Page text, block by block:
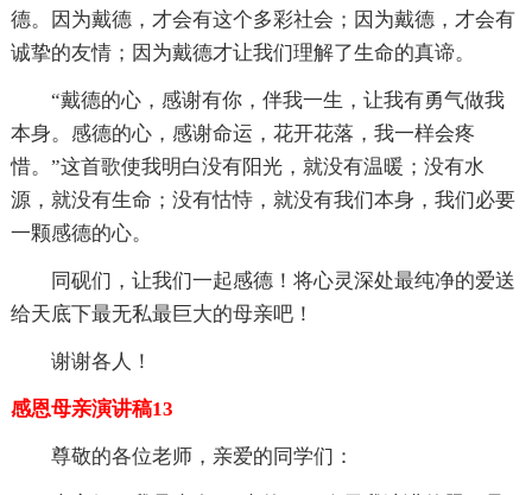
德。因为戴德，才会有这个多彩社会；因为戴德，才会有
诚挚的友情；因为戴德才让我们理解了生命的真谛。
“戴德的心，感谢有你，伴我一生，让我有勇气做我
本身。感德的心，感谢命运，花开花落，我一样会疼
惜。”这首歌使我明白没有阳光，就没有温暖；没有水
源，就没有生命；没有怙恃，就没有我们本身，我们必要
一颗感德的心。
同砚们，让我们一起感德！将心灵深处最纯净的爱送
给天底下最无私最巨大的母亲吧！
谢谢各人！
感恩母亲演讲稿13
尊敬的各位老师，亲爱的同学们：